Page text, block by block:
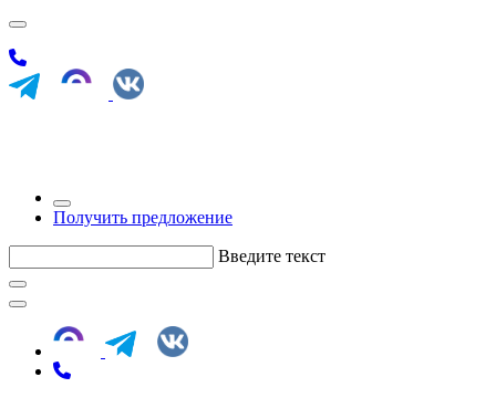
Получить предложение
Введите текст